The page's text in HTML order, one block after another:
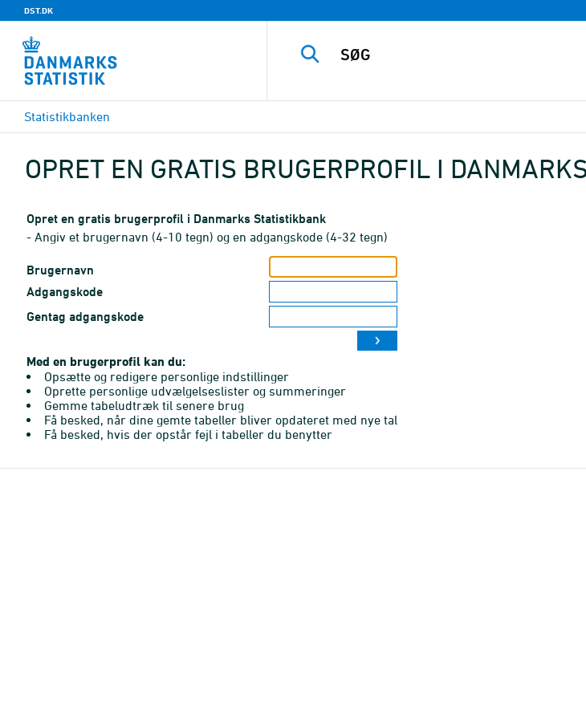
DST.DK
Statistikbanken
OPRET EN GRATIS BRUGERPROFIL I
Opret en gratis brugerprofil i Danmarks Statistikbank
- Angiv et brugernavn (4-10 tegn) og en adgangskode (4-32 tegn)
Brugernavn
Adgangskode
Gentag adgangskode
Med en brugerprofil kan du:
Opsætte og redigere personlige indstillinger
Oprette personlige udvælgelseslister og summeringer
Gemme tabeludtræk til senere brug
Få besked, når dine gemte tabeller bliver opdateret med nye tal
Få besked, hvis der opstår fejl i tabeller du benytter